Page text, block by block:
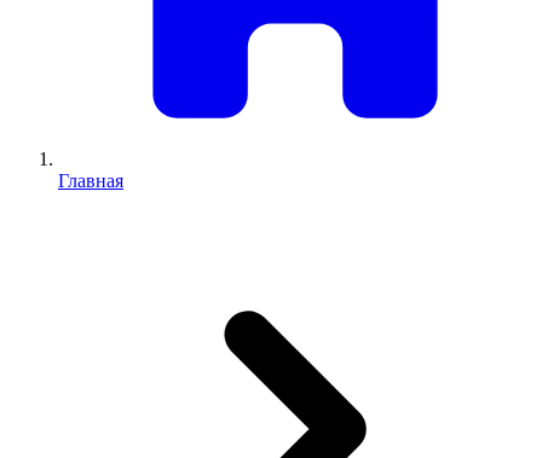
Главная